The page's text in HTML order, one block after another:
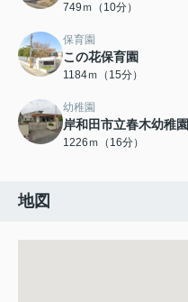
749ｍ（10分）
保育園
この花保育園
1184ｍ（15分）
幼稚園
岸和田市立春木幼稚園
1226ｍ（16分）
地図